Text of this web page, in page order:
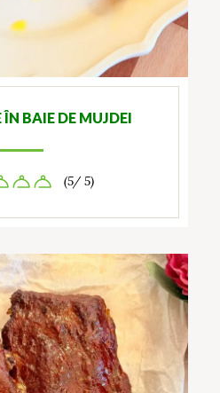
ÎN BAIE DE MUJDEI
(5/ 5)